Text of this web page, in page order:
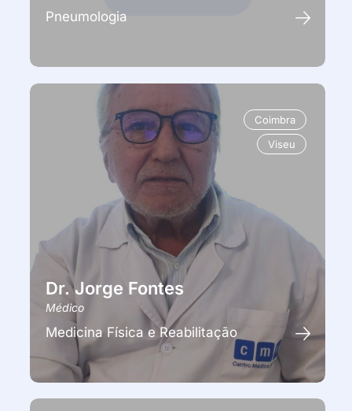
Pneumologia
Coimbra
Viseu
Dr. Jorge Fontes
Médico
Medicina Física e Reabilitação